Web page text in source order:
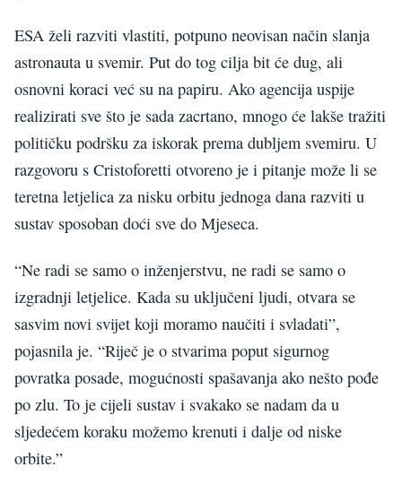
ESA želi razviti vlastiti, potpuno neovisan način slanja
astronauta u svemir. Put do tog cilja bit će dug, ali
osnovni koraci već su na papiru. Ako agencija uspije
realizirati sve što je sada zacrtano, mnogo će lakše tražiti
političku podršku za iskorak prema dubljem svemiru. U
razgovoru s Cristoforetti otvoreno je i pitanje može li se
teretna letjelica za nisku orbitu jednoga dana razviti u
sustav sposoban doći sve do Mjeseca.
“Ne radi se samo o inženjerstvu, ne radi se samo o
izgradnji letjelice. Kada su uključeni ljudi, otvara se
sasvim novi svijet koji moramo naučiti i svladati”,
pojasnila je. “Riječ je o stvarima poput sigurnog
povratka posade, mogućnosti spašavanja ako nešto pođe
po zlu. To je cijeli sustav i svakako se nadam da u
sljedećem koraku možemo krenuti i dalje od niske
orbite.”